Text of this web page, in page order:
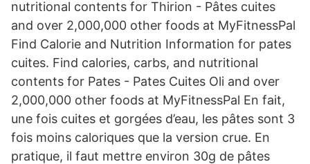
nutritional contents for Thirion - Pâtes cuites
and over 2,000,000 other foods at MyFitnessPal
Find Calorie and Nutrition Information for pates
cuites. Find calories, carbs, and nutritional
contents for Pates - Pates Cuites Oli and over
2,000,000 other foods at MyFitnessPal En fait,
une fois cuites et gorgées d’eau, les pâtes sont 3
fois moins caloriques que la version crue. En
pratique, il faut mettre environ 30g de pâtes